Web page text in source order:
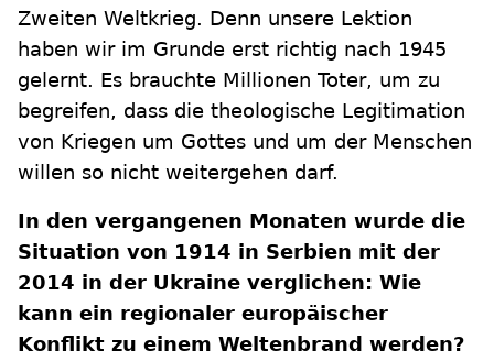
Zweiten Weltkrieg. Denn unsere Lektion
haben wir im Grunde erst richtig nach 1945
gelernt. Es brauchte Millionen Toter, um zu
begreifen, dass die theologische Legitimation
von Kriegen um Gottes und um der Menschen
willen so nicht weitergehen darf.
In den vergangenen Monaten wurde die
Situation von 1914 in Serbien mit der
2014 in der Ukraine verglichen: Wie
kann ein regionaler europäischer
Konflikt zu einem Weltenbrand werden?